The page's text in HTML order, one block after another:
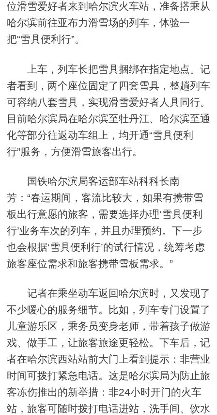
位滑雪爱好者来到哈尔滨火车站，准备搭乘从
哈尔滨前往亚布力滑雪场的列车，体验一
把“雪具便利行”。
上车，列车长把雪具捆绑在指定地点。记
者看到，两个座位固定了四套雪具，整趟列车
可容纳八套雪具，实现滑雪爱好者人具同行。
目前哈尔滨局在哈尔滨至牡丹江、哈尔滨至通
化等部分往返动车组上，均开通“雪具便利
行”服务，方便滑雪旅客出行。
国铁哈尔滨局客运部车站科科长南
芳：“春运期间，客流比较大，如果有携带雪
板出行意愿的旅客，需要选择办理‘雪具便利
行’业务车次的列车，并且办理预约。下一步
也会根据‘雪具便利行’的试行情况，统筹考虑
旅客座位需求和旅客携带雪板需求。”
记者在乘坐动车返回哈尔滨时，又发现了
不少暖心的服务细节。比如，列车专门设置了
儿童游乐区，乘务员变身老师，带着孩子做游
戏、做手工，让旅客旅途更轻松。下车后，记
者在哈尔滨西站站前大门上看到提示：非营业
时间可拨打紧急电话。这是哈尔滨局为防止旅
客冻伤推出的新举措：非24小时开门的火车
站，旅客可随时拨打电话进站，洗手间、饮水